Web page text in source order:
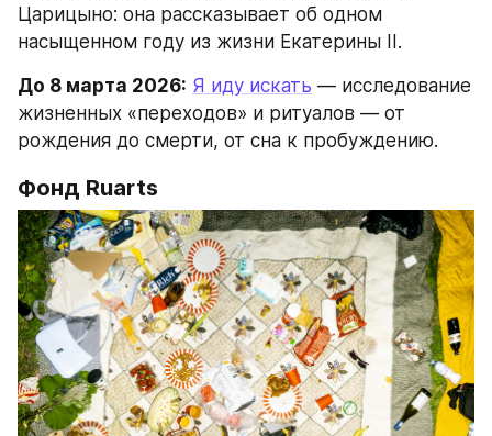
Царицыно: она рассказывает об одном
насыщенном году из жизни Екатерины II.
До 8 марта 2026: Я иду искать — исследование
жизненных «переходов» и ритуалов — от
рождения до смерти, от сна к пробуждению.
Фонд Ruarts